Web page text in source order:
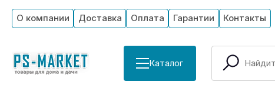
О компании Доставка Оплата Гарантии Контакты
Каталог